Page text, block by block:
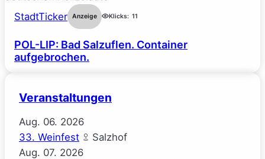
StadtTicker Anzeige Klicks: 11
POL-LIP: Bad Salzuflen. Container
aufgebrochen.
Veranstaltungen
Aug. 06. 2026
33. Weinfest
Salzhof
Aug. 07. 2026